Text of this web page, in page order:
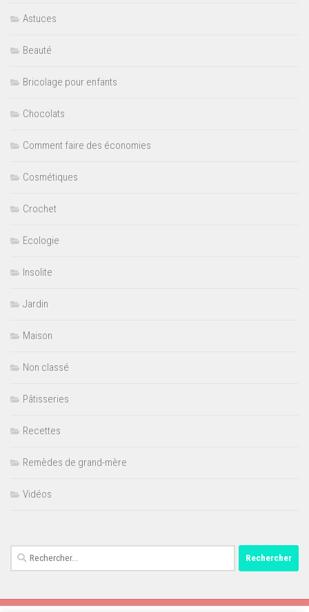
Astuces
Beauté
Bricolage pour enfants
Chocolats
Comment faire des économies
Cosmétiques
Crochet
Ecologie
Insolite
Jardin
Maison
Non classé
Pâtisseries
Recettes
Remèdes de grand-mère
Vidéos
Rechercher :